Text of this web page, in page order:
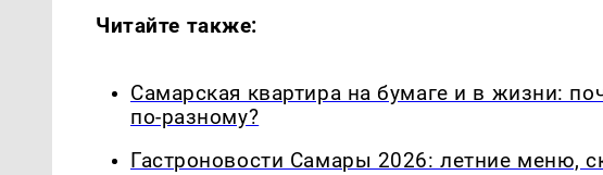
Читайте также:
Самарская квартира на бумаге и в жизни:
по-разному?
Гастроновости Самары 2026: летние меню,